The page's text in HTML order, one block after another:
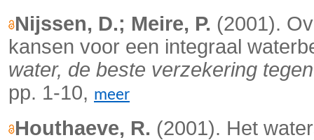
Nijssen, D.; Meire, P. (2001).
kansen voor een integraal
water, de beste verzekering
pp. 1-10, meer
Houthaeve, R. (2001). Het